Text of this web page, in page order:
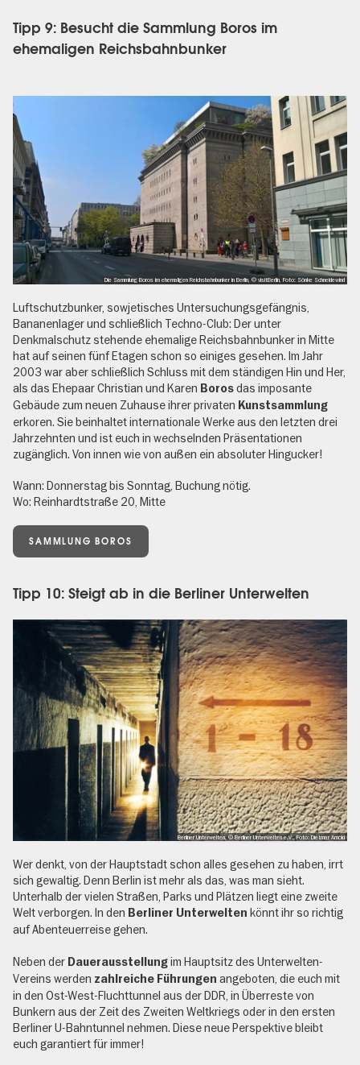
Tipp 9: Besucht die Sammlung Boros im
ehemaligen Reichsbahnbunker
Die Sammlung Boros im ehemaligen Reichsbahnbunker in Berlin, © visitBerlin, Foto: Sönke Schneidewind
Luftschutzbunker, sowjetisches Untersuchungsgefängnis,
Bananenlager und schließlich Techno-Club: Der unter
Denkmalschutz stehende ehemalige Reichsbahnbunker in Mitte
hat auf seinen fünf Etagen schon so einiges gesehen. Im Jahr
2003 war aber schließlich Schluss mit dem ständigen Hin und Her,
als das Ehepaar Christian und Karen Borosdas imposante
Gebäude zum neuen Zuhause ihrer privaten Kunstsammlung
erkoren. Sie beinhaltet internationale Werke aus den letzten drei
Jahrzehnten und ist euch in wechselnden Präsentationen
zugänglich. Von innen wie von außen ein absoluter Hingucker!
Wann: Donnerstag bis Sonntag, Buchung nötig.
Wo: Reinhardtstraße 20, Mitte
SAMMLUNG BOROS
Tipp 10: Steigt ab in die Berliner Unterwelten
Berliner Unterwelten, © Berliner Unterwelten e.V., Foto: Dietmar Arnold
Wer denkt, von der Hauptstadt schon alles gesehen zu haben, irrt
sich gewaltig. Denn Berlin ist mehr als das, was man sieht.
Unterhalb der vielen Straßen, Parks und Plätzen liegt eine zweite
Welt verborgen. In den Berliner Unterwelten könnt ihr so richtig
auf Abenteuerreise gehen.
Neben der Dauerausstellungim Hauptsitz des Unterwelten-
Vereins werden zahlreiche Führungen angeboten, die euch mit
in den Ost-West-Fluchttunnel aus der DDR, in Überreste von
Bunkern aus der Zeit des Zweiten Weltkriegs oder in den ersten
Berliner U-Bahntunnel nehmen. Diese neue Perspektive bleibt
euch garantiert für immer!